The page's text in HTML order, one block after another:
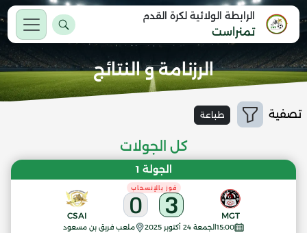
الرابطة الولائية لكرة القدم
تمنراست
الرزنامة و النتائج
تصفية
كل الجولات
طباعة
الجولة 1
15:00الجمعة 24 أكتوبر 2025 ملعب فريق بن مسعود
MGT
3
0
فوز بالإنسحاب
CSAI